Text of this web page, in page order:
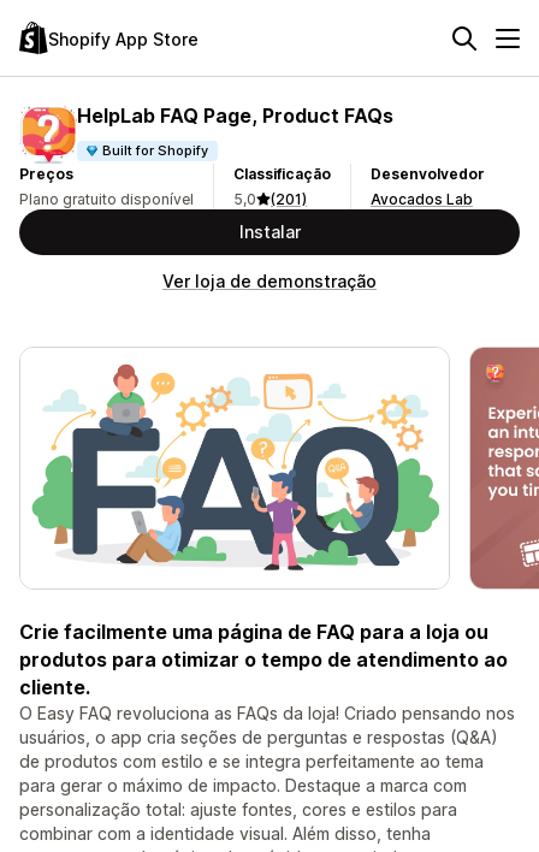
Shopify App Store
HelpLab FAQ Page, Product FAQs
Built for Shopify
Preços
Plano gratuito disponível
Classificação
5,0
(201)
Desenvolvedor
Avocados Lab
Instalar
Ver loja de demonstração
Crie facilmente uma página de FAQ para a loja ou
produtos para otimizar o tempo de atendimento ao
cliente.
O Easy FAQ revoluciona as FAQs da loja! Criado pensando nos
usuários, o app cria seções de perguntas e respostas (Q&A)
de produtos com estilo e se integra perfeitamente ao tema
para gerar o máximo de impacto. Destaque a marca com
personalização total: ajuste fontes, cores e estilos para
combinar com a identidade visual. Além disso, tenha